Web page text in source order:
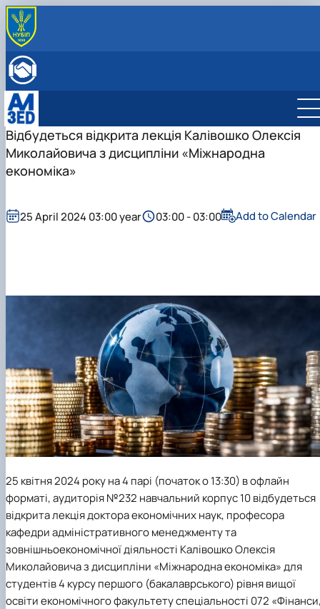
Project DAAD
DigiAgrar_UA
AgriWork_UA
International business management
Management
Logistics
Master's degree
Administrative management
Management of International Activity
Відбудеться відкрита лекція Калівошко Олексія
Миколайовича з дисципліни «Міжнародна
економіка»
25 квітня 2024 року на 4 парі (початок о 13:30) в офлайн
форматі, аудиторія №232 навчальний корпус 10 відбудеться
відкрита лекція доктора економічних наук, професора
кафедри адміністративного менеджменту та
зовнішньоекономічної діяльності Калівошко Олексія
Миколайовича з дисципліни «Міжнародна економіка» для
студентів 4 курсу першого (бакалаврського) рівня вищої
освіти економічного факультету спеціальності 072
25 April 2024 03:00 year 03:00 - 03:00 Add to Calendar